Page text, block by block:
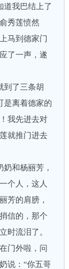
道我巴结上了
秀莲愤然
马到德家门
了一声，遂
了三条胡
是离着德家的
我先进去对
就推门进去
和杨丽芳，
个人，这人
芳的肩膀，
信的，那个
时流泪了。
门外啦，问
说：“你五哥